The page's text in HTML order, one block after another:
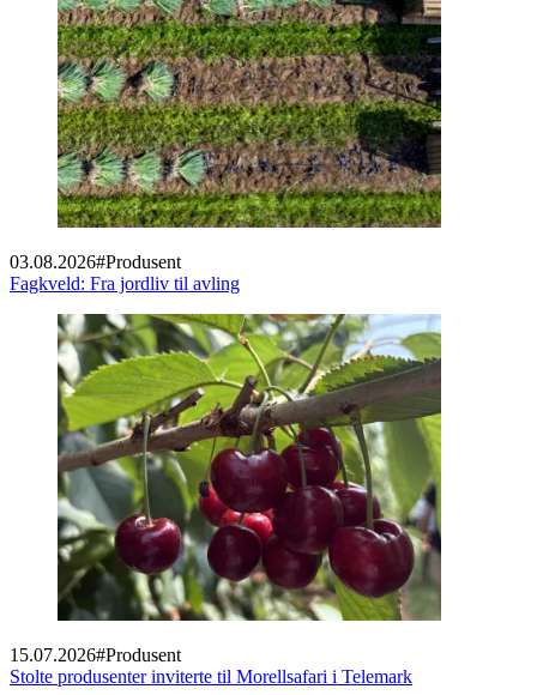
03.08.2026#Produsent
Fagkveld: Fra jordliv til avling
15.07.2026#Produsent
Stolte produsenter inviterte til Morellsafari i Telemark